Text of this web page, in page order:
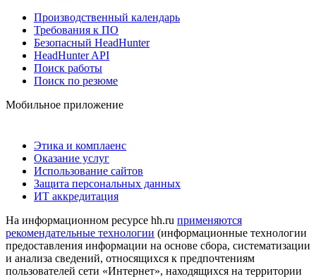
Производственный календарь
Требования к ПО
Безопасный HeadHunter
HeadHunter API
Поиск работы
Поиск по резюме
Мобильное приложение
Этика и комплаенс
Оказание услуг
Использование сайтов
Защита персональных данных
ИТ аккредитация
На информационном ресурсе hh.ru применяются
рекомендательные технологии (информационные технологии
предоставления информации на основе сбора, систематизации
и анализа сведений, относящихся к предпочтениям
пользователей сети «Интернет», находящихся на территории